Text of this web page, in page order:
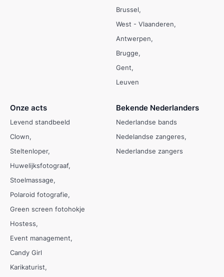
Brussel
West - Vlaanderen
Antwerpen
Brugge
Gent
Leuven
Onze acts
Levend standbeeld
Clown
Steltenloper
Huwelijksfotograaf
Stoelmassage
Polaroid fotografie
Green screen fotohokje
Hostess
Event management
Candy Girl
Karikaturist
Bekende Nederlanders
Nederlandse bands
Nedelandse zangeres
Nederlandse zangers